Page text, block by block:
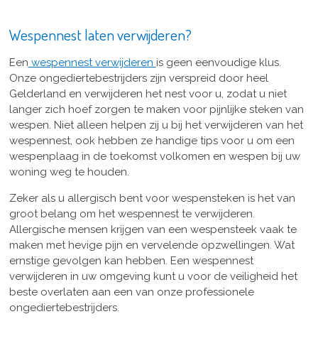
Wespennest laten verwijderen?
Een wespennest verwijderen is geen eenvoudige klus.
Onze ongediertebestrijders zijn verspreid door heel
Gelderland en verwijderen het nest voor u, zodat u niet
langer zich hoef zorgen te maken voor pijnlijke steken van
wespen. Niet alleen helpen zij u bij het verwijderen van het
wespennest, ook hebben ze handige tips voor u om een
wespenplaag in de toekomst volkomen en wespen bij uw
woning weg te houden.
Zeker als u allergisch bent voor wespensteken is het van
groot belang om het wespennest te verwijderen.
Allergische mensen krijgen van een wespensteek vaak te
maken met hevige pijn en vervelende opzwellingen. Wat
ernstige gevolgen kan hebben. Een wespennest
verwijderen in uw omgeving kunt u voor de veiligheid het
beste overlaten aan een van onze professionele
ongediertebestrijders.